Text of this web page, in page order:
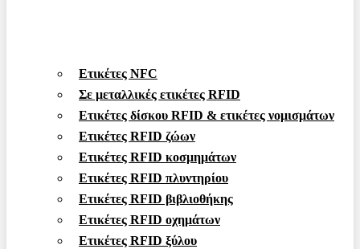
Ετικέτες NFC
Σε μεταλλικές ετικέτες RFID
Ετικέτες δίσκου RFID & ετικέτες νομισμάτων
Ετικέτες RFID ζώων
Ετικέτες RFID κοσμημάτων
Ετικέτες RFID πλυντηρίου
Ετικέτες RFID βιβλιοθήκης
Ετικέτες RFID οχημάτων
Ετικέτες RFID ξύλου